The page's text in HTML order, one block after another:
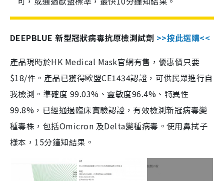
DEEPBLUE 新型冠狀病毒抗原檢測試劑 >>按此選購<<
產品現時於HK Medical Mask官網有售，優惠價只要
$18/件。產品已獲得歐盟CE1434認證，可供民眾進行自
我檢測。準確度 99.03%、靈敏度96.4%、特異性
99.8%，已經通過臨床實驗認證，有效檢測新冠病毒變
種毒株，包括Omicron 及Delta變種病毒。使用鼻拭子
樣本，15分鐘知結果。